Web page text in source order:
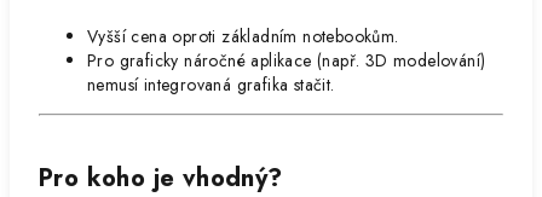
Vyšší cena oproti základním notebookům.
Pro graficky náročné aplikace (např. 3D modelování)
nemusí integrovaná grafika stačit.
Pro koho je vhodný?